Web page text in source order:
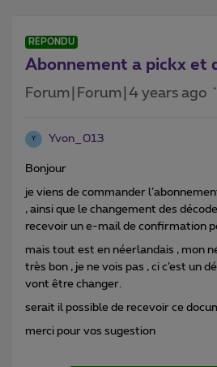
RÉPONDU
Abonnement a pickx et
Forum|Forum|4 years ago
Y Yvon_013
Bonjour
je viens de commander
, ainsi que le changement des
recevoir un e-mail de confirmation
mais tout est en néerlandais , mon
très bon , je ne vois pas , ci c’est un
vont être changer.
serait il possible de recevoir ce
merci pour vos sugestion